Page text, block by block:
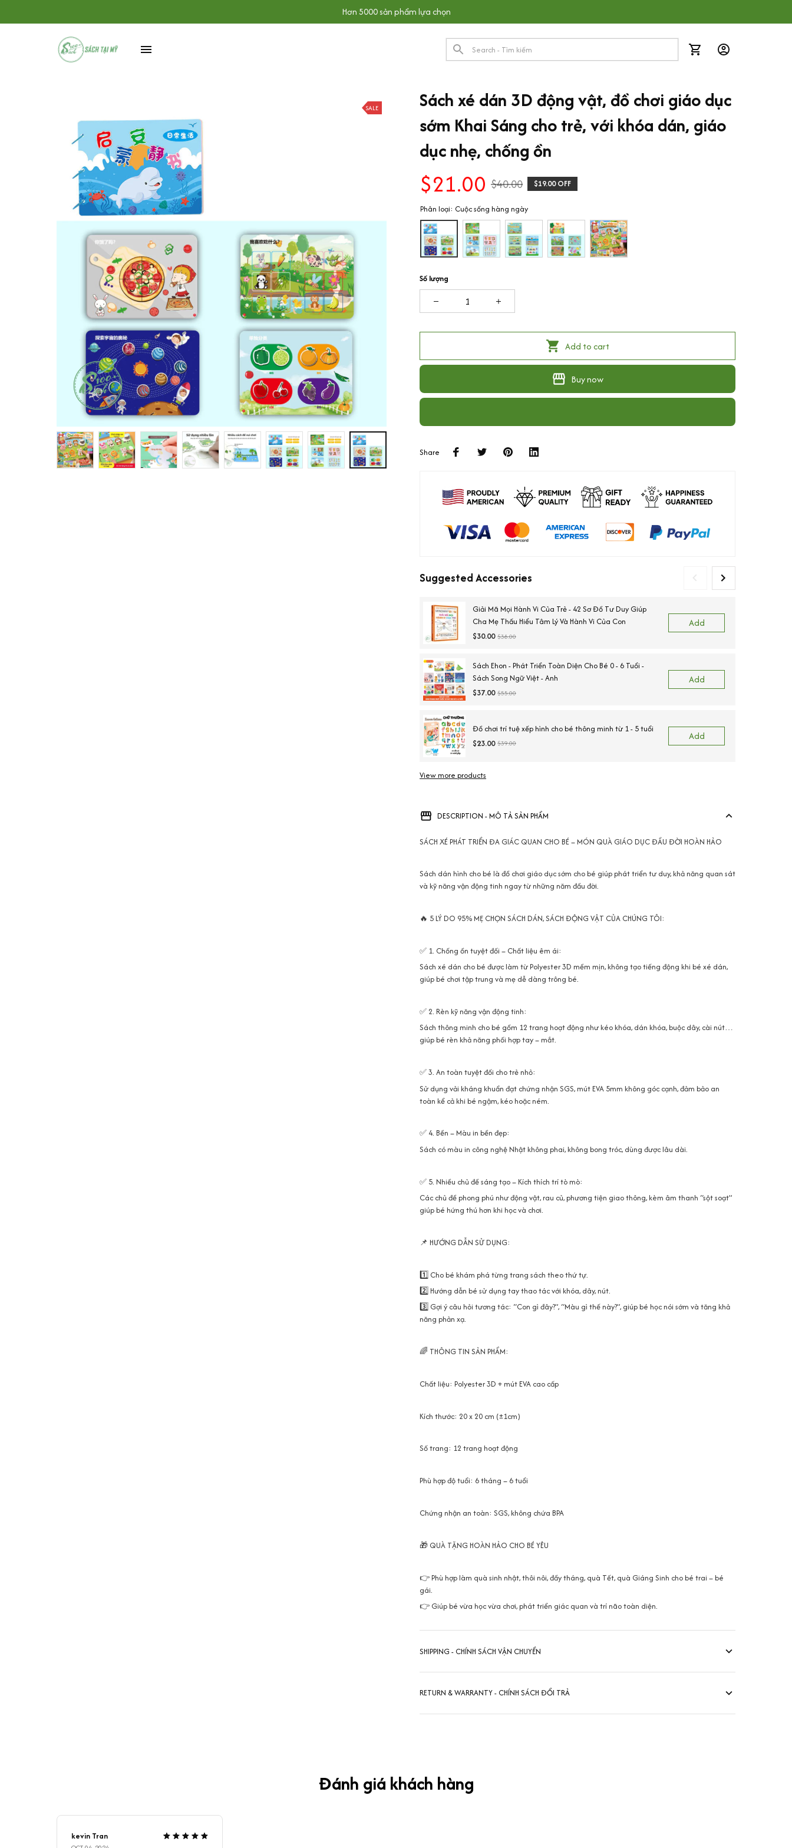
Hơn 5000 sản phẩm lựa chọn
SALE
Sách xé dán 3D động vật, đồ chơi giáo dục
sớm Khai Sáng cho trẻ, với khóa dán, giáo
dục nhẹ, chống ồn
$21.00 $40.00 $19.00 OFF
Phân loại: Cuộc sống hàng ngày
Số lượng
Add to cart
Buy now
Share
Suggested Accessories
Giải Mã Mọi Hành Vi Của Trẻ - 42 Sơ Đồ Tư Duy Giúp
Cha Mẹ Thấu Hiểu Tâm Lý Và Hành Vi Của Con
$30.00 $38.00
Add
Sách Ehon - Phát Triển Toàn Diện Cho Bé 0 - 6 Tuổi -
Sách Song Ngữ Việt - Anh
$37.00 $55.00
Add
Đồ chơi trí tuệ xếp hình cho bé thông minh từ 1 - 5 tuổi
$23.00 $39.00
Add
View more products
DESCRIPTION - MÔ TẢ SẢN PHẨM
SÁCH XÉ PHÁT TRIỂN ĐA GIÁC QUAN CHO BÉ – MÓN QUÀ GIÁO DỤC ĐẦU ĐỜI HOÀN HẢO
Sách dán hình cho bé là đồ chơi giáo dục sớm cho bé giúp phát triển tư duy, khả năng quan sát
và kỹ năng vận động tinh ngay từ những năm đầu đời.
🔥 5 LÝ DO 95% MẸ CHỌN SÁCH DÁN, SÁCH ĐỘNG VẬT CỦA CHÚNG TÔI:
✅ 1. Chống ồn tuyệt đối – Chất liệu êm ái:
Sách xé dán cho bé được làm từ Polyester 3D mềm mịn, không tạo tiếng động khi bé xé dán,
giúp bé chơi tập trung và mẹ dễ dàng trông bé.
✅ 2. Rèn kỹ năng vận động tinh:
Sách thông minh cho bé gồm 12 trang hoạt động như kéo khóa, dán khóa, buộc dây, cài nút…
giúp bé rèn khả năng phối hợp tay – mắt.
✅ 3. An toàn tuyệt đối cho trẻ nhỏ:
Sử dụng vải kháng khuẩn đạt chứng nhận SGS, mút EVA 5mm không góc cạnh, đảm bảo an
toàn kể cả khi bé ngậm, kéo hoặc ném.
✅ 4. Bền – Màu in bền đẹp:
Sách có màu in công nghệ Nhật không phai, không bong tróc, dùng được lâu dài.
✅ 5. Nhiều chủ đề sáng tạo – Kích thích trí tò mò:
Các chủ đề phong phú như động vật, rau củ, phương tiện giao thông, kèm âm thanh “sột soạt”
giúp bé hứng thú hơn khi học và chơi.
📌 HƯỚNG DẪN SỬ DỤNG:
1️⃣ Cho bé khám phá từng trang sách theo thứ tự.
2️⃣ Hướng dẫn bé sử dụng tay thao tác với khóa, dây, nút.
3️⃣ Gợi ý câu hỏi tương tác: “Con gì đây?”, “Màu gì thế này?”, giúp bé học nói sớm và tăng khả
năng phản xạ.
🌈 THÔNG TIN SẢN PHẨM:
Chất liệu: Polyester 3D + mút EVA cao cấp
Kích thước: 20 x 20 cm (±1cm)
Số trang: 12 trang hoạt động
Phù hợp độ tuổi: 6 tháng – 6 tuổi
Chứng nhận an toàn: SGS, không chứa BPA
🎁 QUÀ TẶNG HOÀN HẢO CHO BÉ YÊU
👉 Phù hợp làm quà sinh nhật, thôi nôi, đầy tháng, quà Tết, quà Giáng Sinh cho bé trai – bé
gái.
👉 Giúp bé vừa học vừa chơi, phát triển giác quan và trí não toàn diện.
SHIPPING - CHÍNH SÁCH VẬN CHUYỂN
RETURN & WARRANTY - CHÍNH SÁCH ĐỔI TRẢ
Đánh giá khách hàng
kevin Tran